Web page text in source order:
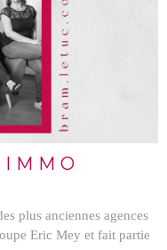
plus anciennes agences
Eric Mey et fait partie